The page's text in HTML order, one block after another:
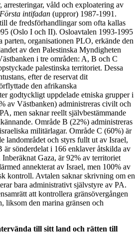
arresteringar, våld och exploatering av
Första intifadan (uppror) 1987-1991.
de fredsförhandlingar som ofta kallas
(Oslo I och II). Osloavtalen 1993-1995
parten, organisationen PLO, erkände den
av den Palestinska Myndigheten
i tre områden: A, B och C
palestinska territoriet. Dessa
efter de reservat dit
den afrikanska
godtyckligt uppdelade etniska grupper i
av Västbanken) administreras civilt och
men saknar reellt självbestämmande
Område B (22%) administreras
militärlagar. Område C (60%) är
landområdet och styrs fullt ut av Israel,
sönderdelat i 166 enklaver åtskilda av
Gaza, är 92% av territoriet
annekterat av Israel, men 100% av
kontroll. Avtalen saknar skrivning om en
bara administrativt självstyre av PA.
att kontrollera gränsövergången
liksom den marina gränsen och
till sitt land och rätten till